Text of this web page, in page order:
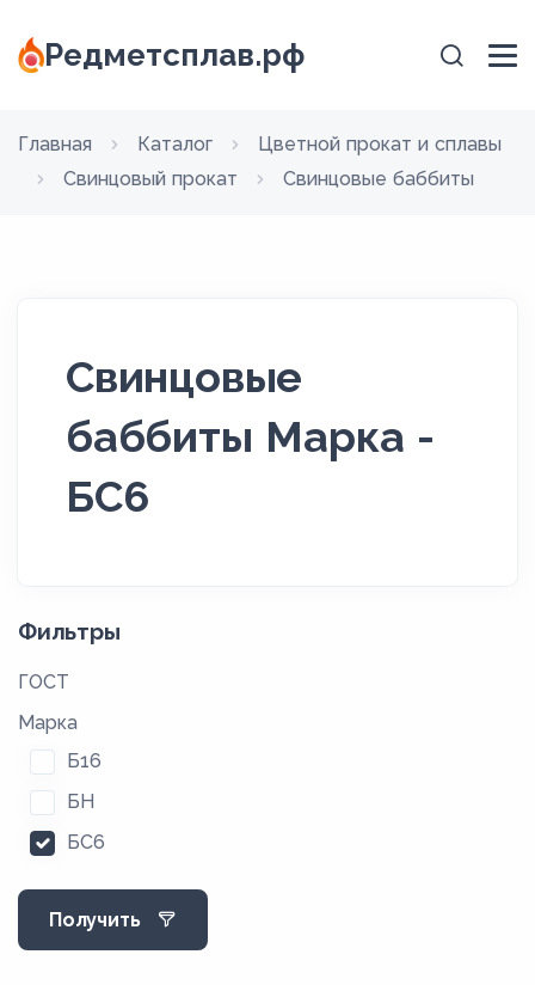
Редметсплав.рф
Главная Каталог
Цветной прокат и сплавы
Свинцовый прокат
Свинцовые баббиты
Свинцовые
баббиты Марка -
БС6
Фильтры
ГОСТ
Марка
Б16
БН
БС6
Получить